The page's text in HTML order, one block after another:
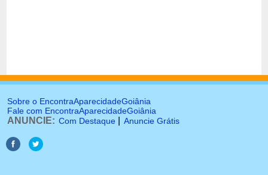
Sobre o EncontraAparecidadeGoiânia
Fale com EncontraAparecidadeGoiânia
ANUNCIE: Com Destaque Anuncie Grátis